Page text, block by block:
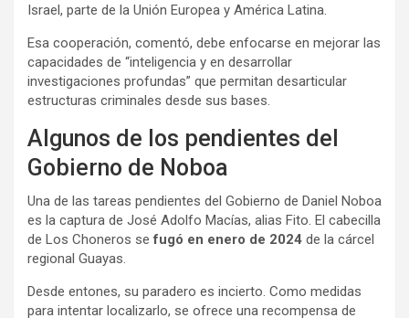
Israel, parte de la Unión Europea y América Latina.
Esa cooperación, comentó, debe enfocarse en mejorar las
capacidades de “inteligencia y en desarrollar
investigaciones profundas” que permitan desarticular
estructuras criminales desde sus bases.
Algunos de los pendientes del
Gobierno de Noboa
Una de las tareas pendientes del Gobierno de Daniel Noboa
es la captura de José Adolfo Macías, alias Fito. El cabecilla
de Los Choneros sefugó en enero de 2024 de la cárcel
regional Guayas.
Desde entones, su paradero es incierto. Como medidas
para intentar localizarlo, se ofrece una recompensa de